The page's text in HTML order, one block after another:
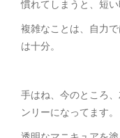
慣れてしまうと、短
複雑なことは、自力
は十分。
手はね、今のところ
ンリーになってます。